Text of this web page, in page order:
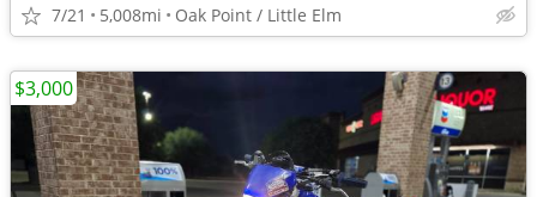
7/21 5,008mi Oak Point / Little Elm
$3,000